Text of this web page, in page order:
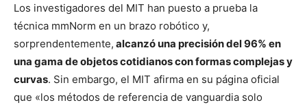
Los investigadores del MIT han puesto a prueba la
técnica mmNorm en un brazo robótico y,
sorprendentemente, alcanzó una precisión del 96% en
una gama de objetos cotidianos con formas complejas y
curvas. Sin embargo, el MIT afirma en su página oficial
que «los métodos de referencia de vanguardia solo